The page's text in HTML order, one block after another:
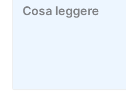
Cosa leggere